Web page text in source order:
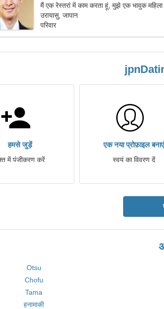
मैं एक रेस्तरां में काम करता हूं, मुझे एक भावुक महिला
जरूरत है।
उरायासु, जापान
परिवार
हमसे जुड़ें
में पंजीकरण करें
एक नया प्रोफ़ाइल बनाएं
स्वयं का विवरण दें
Otsu
Chofu
Tama
हनामाकी